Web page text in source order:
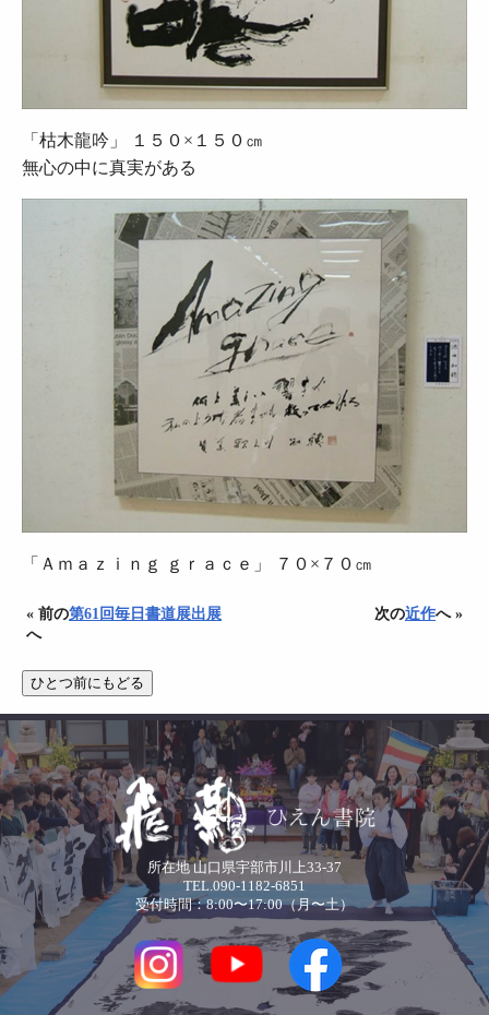
「枯木龍吟」 １５０×１５０㎝
無心の中に真実がある
「Ａｍａｚｉｎｇ ｇｒａｃｅ」 ７０×７０㎝
« 前の第61回毎日書道展出展
へ
次の近作へ »
所在地 山口県宇部市川上33-37
TEL.090-1182-6851
受付時間：8:00〜17:00（月〜土）